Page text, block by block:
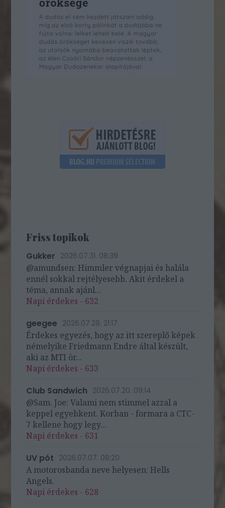
Friss topikok
Gukker 2026.07.31. 08:39
@amundsen: Himmler végnapjai és halála
ennél sokkal rejtélyesebb. Akit érdekel a
téma, annak ajánl...
Napi érdekes - 632
geegee 2026.07.29. 21:17
Érdekes egyezés, hogy az itt szereplő képek
némelyike Friedmann Endre által készült,
aki az MTI ör...
Napi érdekes - 633
Club Sandwich 2026.07.20. 09:14
@Sam. Joe: Valami nem stimmel azzal a
keppel egyebkent. Korban - formara a CTC-
7 kellene hogy legy...
Napi érdekes - 631
UV pót 2026.07.07. 08:20
A motorosbanda neve helyesen: Hells
Angels.
Napi érdekes - 628